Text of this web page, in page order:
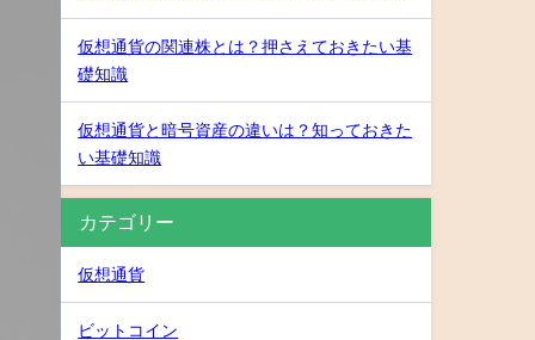
仮想通貨の関連株とは？押さえておきたい基
礎知識
仮想通貨と暗号資産の違いは？知っておきた
い基礎知識
カテゴリー
仮想通貨
ビットコイン